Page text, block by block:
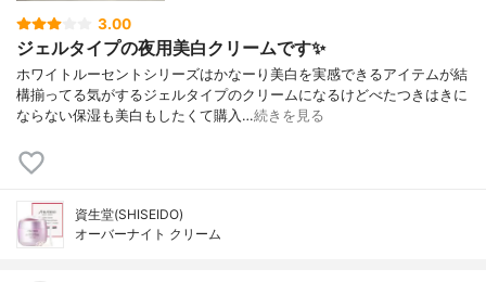
3.00
ジェルタイプの夜用美白クリームです✨
ホワイトルーセントシリーズはかなーり美白を実感できるアイテムが結
構揃ってる気がするジェルタイプのクリームになるけどべたつきはきに
ならない保湿も美白もしたくて購入…続きを見る
資生堂(SHISEIDO)
オーバーナイト クリーム